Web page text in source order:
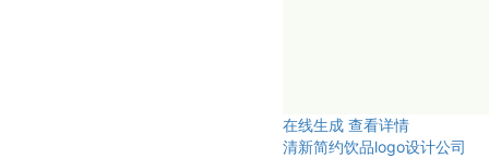
在线生成 查看详情
清新简约饮品logo设计公司